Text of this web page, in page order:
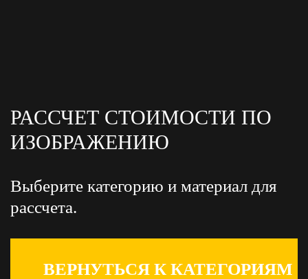
РАССЧЕТ СТОИМОСТИ ПО
ИЗОБРАЖЕНИЮ
Выберите категорию и материал для
рассчета.
ВЕРНУТЬСЯ К КАТЕГОРИЯМ